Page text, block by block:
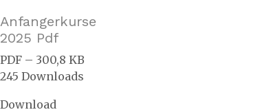
Anfangerkurse
2025 Pdf
PDF – 300,8 KB
245 Downloads
Download